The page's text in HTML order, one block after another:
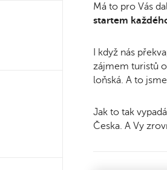
Má to pro Vás
startem
I když nás
zájmem turistů
loňská. A to
Jak to tak
Česka. A Vy